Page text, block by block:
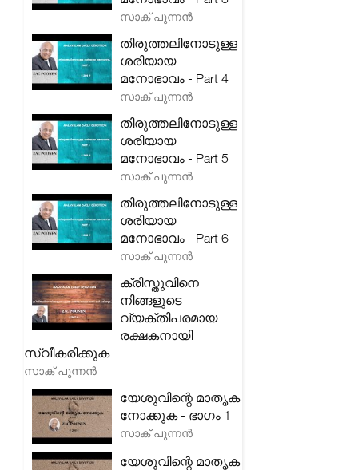
സാക് പുന്നൻ
തിരുത്തലിനോടുള്ള
ശരിയായ
മനോഭാവം - Part 4
സാക് പുന്നൻ
തിരുത്തലിനോടുള്ള
ശരിയായ
മനോഭാവം - Part 5
സാക് പുന്നൻ
തിരുത്തലിനോടുള്ള
ശരിയായ
മനോഭാവം - Part 6
സാക് പുന്നൻ
ക്രിസ്തുവിനെ
നിങ്ങളുടെ
വ്യക്തിപരമായ
രക്ഷകനായി
സ്വീകരിക്കുക
സാക് പുന്നൻ
യേശുവിന്റെ മാതൃക
നോക്കുക - ഭാഗം 1
സാക് പുന്നൻ
യേശുവിന്റെ മാതൃക